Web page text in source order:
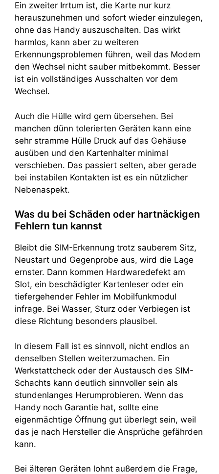
Ein zweiter Irrtum ist, die Karte nur kurz
herauszunehmen und sofort wieder einzulegen,
ohne das Handy auszuschalten. Das wirkt
harmlos, kann aber zu weiteren
Erkennungsproblemen führen, weil das Modem
den Wechsel nicht sauber mitbekommt. Besser
ist ein vollständiges Ausschalten vor dem
Wechsel.
Auch die Hülle wird gern übersehen. Bei
manchen dünn tolerierten Geräten kann eine
sehr stramme Hülle Druck auf das Gehäuse
ausüben und den Kartenhalter minimal
verschieben. Das passiert selten, aber gerade
bei instabilen Kontakten ist es ein nützlicher
Nebenaspekt.
Was du bei Schäden oder hartnäckigen
Fehlern tun kannst
Bleibt die SIM-Erkennung trotz sauberem Sitz,
Neustart und Gegenprobe aus, wird die Lage
ernster. Dann kommen Hardwaredefekt am
Slot, ein beschädigter Kartenleser oder ein
tiefergehender Fehler im Mobilfunkmodul
infrage. Bei Wasser, Sturz oder Verbiegen ist
diese Richtung besonders plausibel.
In diesem Fall ist es sinnvoll, nicht endlos an
denselben Stellen weiterzumachen. Ein
Werkstattcheck oder der Austausch des SIM-
Schachts kann deutlich sinnvoller sein als
stundenlanges Herumprobieren. Wenn das
Handy noch Garantie hat, sollte eine
eigenmächtige Öffnung gut überlegt sein, weil
das je nach Hersteller die Ansprüche gefährden
kann.
Bei älteren Geräten lohnt außerdem die Frage,